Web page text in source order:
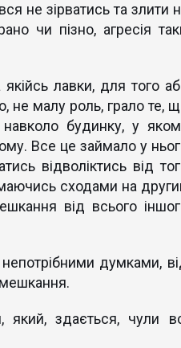
не зірватись та злити
чи пізно, агресія
лавки, для того
не малу роль, грало те,
будинку, у
Все це займало у
відволіктись від
сходами на
від всього
непотрібними думками,
здається, чули